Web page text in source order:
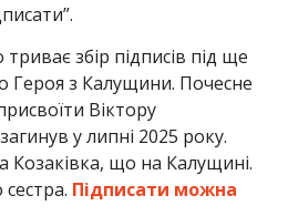
збір підписів під ще
Героя з Калущини. Почесне
Віктору
у липні 2025 року.
Козаківка, що на Калущині.
Підписати можна